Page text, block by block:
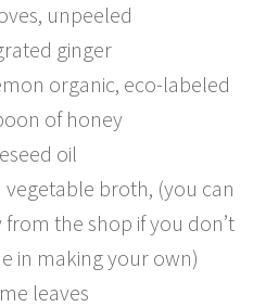
unpeeled
ginger
organic, eco-labeled
of honey
oil
broth, (you can
the shop if you don’t
in making your own)
leaves